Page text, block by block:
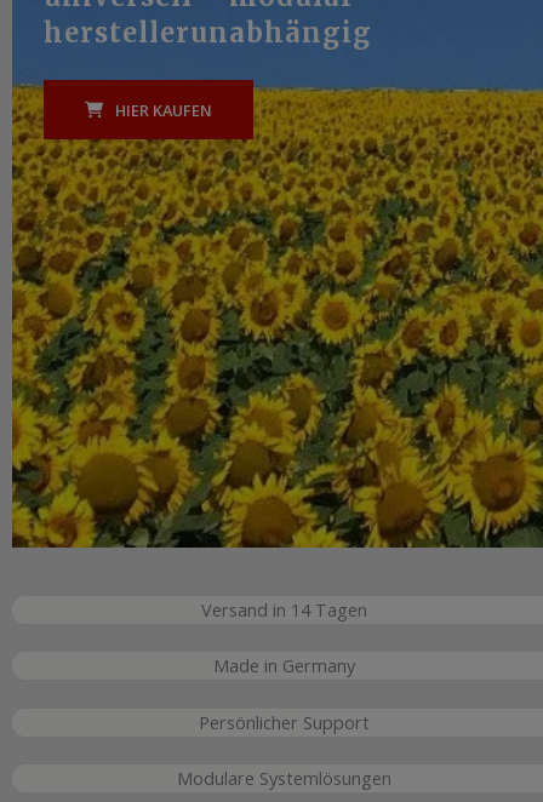
herstellerunabhängig
HIER KAUFEN
Versand in 14 Tagen
Made in Germany
Persönlicher Support
Modulare Systemlösungen